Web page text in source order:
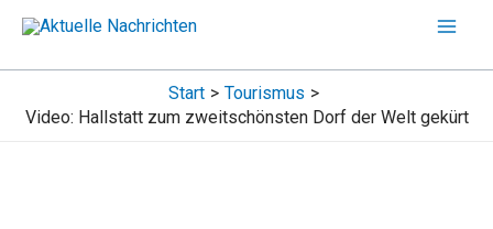
Start
Tourismus
Video: Hallstatt zum zweitschönsten Dorf der Welt gekürt